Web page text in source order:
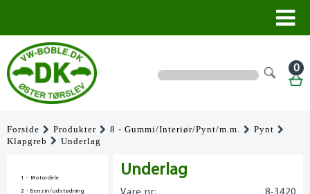
0
Forside Produkter 8 - Gummi/Interiør/Pynt/m.m.
Pynt
Klapgreb
Underlag
1 - Motordele
2 - Benzin/udstødning
Underlag